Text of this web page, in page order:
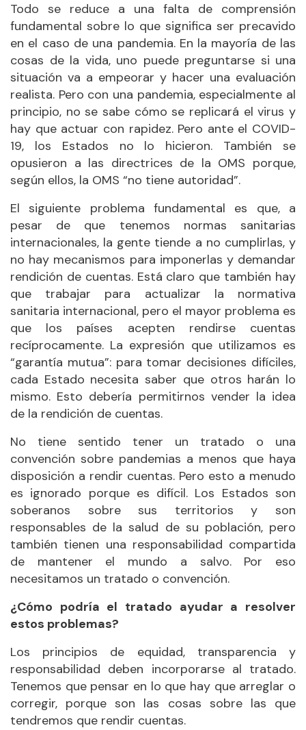
Todo se reduce a una falta de comprensión
fundamental sobre lo que significa ser precavido
en el caso de una pandemia. En la mayoría de las
cosas de la vida, uno puede preguntarse si una
situación va a empeorar y hacer una evaluación
realista. Pero con una pandemia, especialmente al
principio, no se sabe cómo se replicará el virus y
hay que actuar con rapidez. Pero ante el COVID-
19, los Estados no lo hicieron. También se
opusieron a las directrices de la OMS porque,
según ellos, la OMS “no tiene autoridad”.
El siguiente problema fundamental es que, a
pesar de que tenemos normas sanitarias
internacionales, la gente tiende a no cumplirlas, y
no hay mecanismos para imponerlas y demandar
rendición de cuentas. Está claro que también hay
que trabajar para actualizar la normativa
sanitaria internacional, pero el mayor problema es
que los países acepten rendirse cuentas
recíprocamente. La expresión que utilizamos es
“garantía mutua”: para tomar decisiones difíciles,
cada Estado necesita saber que otros harán lo
mismo. Esto debería permitirnos vender la idea
de la rendición de cuentas.
No tiene sentido tener un tratado o una
convención sobre pandemias a menos que haya
disposición a rendir cuentas. Pero esto a menudo
es ignorado porque es difícil. Los Estados son
soberanos sobre sus territorios y son
responsables de la salud de su población, pero
también tienen una responsabilidad compartida
de mantener el mundo a salvo. Por eso
necesitamos un tratado o convención.
¿Cómo podría el tratado ayudar a resolver
estos problemas?
Los principios de equidad, transparencia y
responsabilidad deben incorporarse al tratado.
Tenemos que pensar en lo que hay que arreglar o
corregir, porque son las cosas sobre las que
tendremos que rendir cuentas.